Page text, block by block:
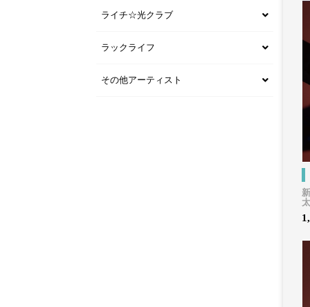
ライチ☆光クラブ
ラックライフ
その他アーティスト